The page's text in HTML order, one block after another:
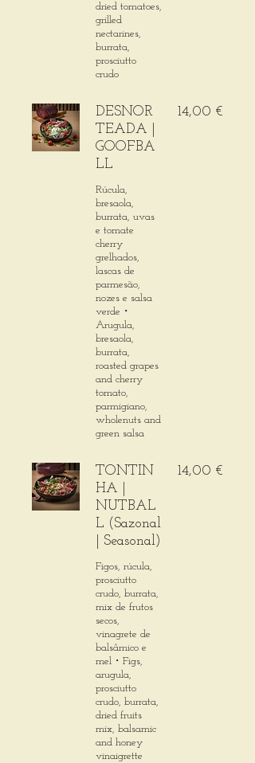
dried tomatoes,
grilled
nectarines,
burrata,
prosciutto
crudo
DESNOR
TEADA |
GOOFBA
LL
Rúcula,
bresaola,
burrata, uvas
e tomate
cherry
grelhados,
lascas de
parmesão,
nozes e salsa
verde・
Arugula,
bresaola,
burrata,
roasted grapes
and cherry
tomato,
parmigiano,
wholenuts and
green salsa
14,00 €
TONTIN
HA |
NUTBAL
L (Sazonal
| Seasonal)
Figos, rúcula,
prosciutto
crudo, burrata,
mix de frutos
secos,
vinagrete de
balsâmico e
mel・Figs,
arugula,
prosciutto
crudo, burrata,
dried fruits
mix, balsamic
and honey
vinaigrette
14,00 €